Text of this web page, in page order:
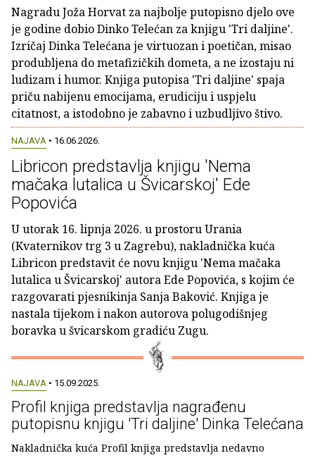
Nagradu Joža Horvat za najbolje putopisno djelo ove
je godine dobio Dinko Telećan za knjigu 'Tri daljine'.
Izričaj Dinka Telećana je virtuozan i poetičan, misao
produbljena do metafizičkih dometa, a ne izostaju ni
ludizam i humor. Knjiga putopisa 'Tri daljine' spaja
priču nabijenu emocijama, erudiciju i uspjelu
citatnost, a istodobno je zabavno i uzbudljivo štivo.
NAJAVA • 16.06.2026.
Libricon predstavlja knjigu 'Nema
mačaka lutalica u Švicarskoj' Ede
Popovića
U utorak 16. lipnja 2026. u prostoru Urania
(Kvaternikov trg 3 u Zagrebu), nakladnička kuća
Libricon predstavit će novu knjigu 'Nema mačaka
lutalica u Švicarskoj' autora Ede Popovića, s kojim će
razgovarati pjesnikinja Sanja Baković. Knjiga je
nastala tijekom i nakon autorova polugodišnjeg
boravka u švicarskom gradiću Zugu.
NAJAVA • 15.09.2025.
Profil knjiga predstavlja nagrađenu
putopisnu knjigu 'Tri daljine' Dinka Telećana
Nakladnička kuća Profil knjiga predstavlja nedavno